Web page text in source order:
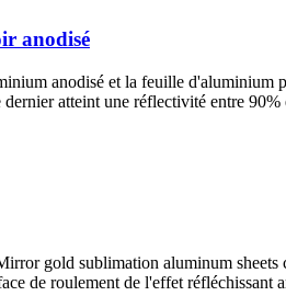
anodisé
anodisé et la feuille
atteint une réflectivité entre
gold sublimation aluminum
de roulement de l'effet